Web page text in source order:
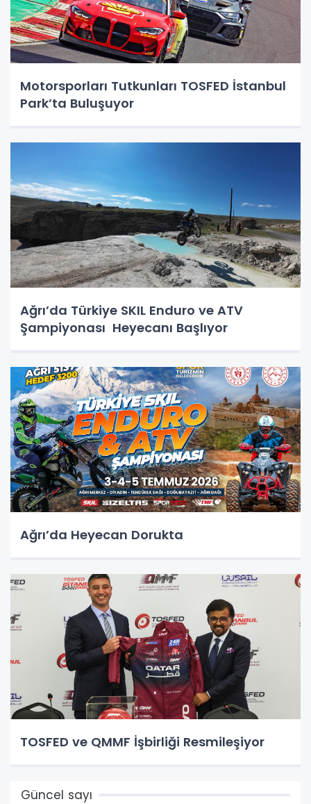
Motorsporları Tutkunları TOSFED İstanbul
Park’ta Buluşuyor
Ağrı’da Türkiye SKIL Enduro ve ATV
Şampiyonası Heyecanı Başlıyor
Ağrı’da Heyecan Dorukta
TOSFED ve QMMF İşbirliği Resmileşiyor
Güncel sayı